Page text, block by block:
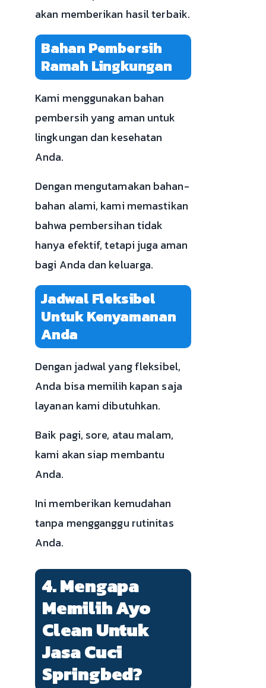
akan memberikan hasil terbaik.
Bahan Pembersih
Ramah Lingkungan
Kami menggunakan bahan
pembersih yang aman untuk
lingkungan dan kesehatan
Anda.
Dengan mengutamakan bahan-
bahan alami, kami memastikan
bahwa pembersihan tidak
hanya efektif, tetapi juga aman
bagi Anda dan keluarga.
Jadwal Fleksibel
Untuk Kenyamanan
Anda
Dengan jadwal yang fleksibel,
Anda bisa memilih kapan saja
layanan kami dibutuhkan.
Baik pagi, sore, atau malam,
kami akan siap membantu
Anda.
Ini memberikan kemudahan
tanpa mengganggu rutinitas
Anda.
4. Mengapa
Memilih Ayo
Clean Untuk
Jasa Cuci
Springbed?